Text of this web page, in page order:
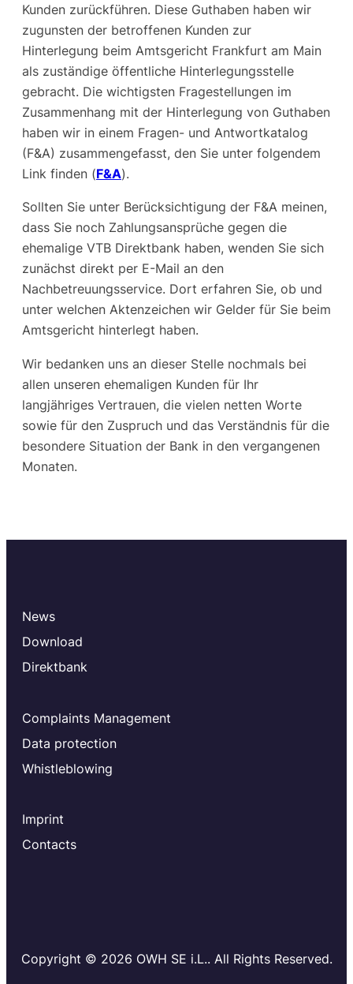
Kunden zurückführen. Diese Guthaben haben wir
zugunsten der betroffenen Kunden zur
Hinterlegung beim Amtsgericht Frankfurt am Main
als zuständige öffentliche Hinterlegungsstelle
gebracht. Die wichtigsten Fragestellungen im
Zusammenhang mit der Hinterlegung von Guthaben
haben wir in einem Fragen- und Antwortkatalog
(F&A) zusammengefasst, den Sie unter folgendem
Link finden (F&A).
Sollten Sie unter Berücksichtigung der F&A meinen,
dass Sie noch Zahlungsansprüche gegen die
ehemalige VTB Direktbank haben, wenden Sie sich
zunächst direkt per E-Mail an den
Nachbetreuungsservice. Dort erfahren Sie, ob und
unter welchen Aktenzeichen wir Gelder für Sie beim
Amtsgericht hinterlegt haben.
Wir bedanken uns an dieser Stelle nochmals bei
allen unseren ehemaligen Kunden für Ihr
langjähriges Vertrauen, die vielen netten Worte
sowie für den Zuspruch und das Verständnis für die
besondere Situation der Bank in den vergangenen
Monaten.
News
Download
Direktbank
Complaints Management
Data protection
Whistleblowing
Imprint
Contacts
Copyright © 2026 OWH SE i.L.. All Rights Reserved.